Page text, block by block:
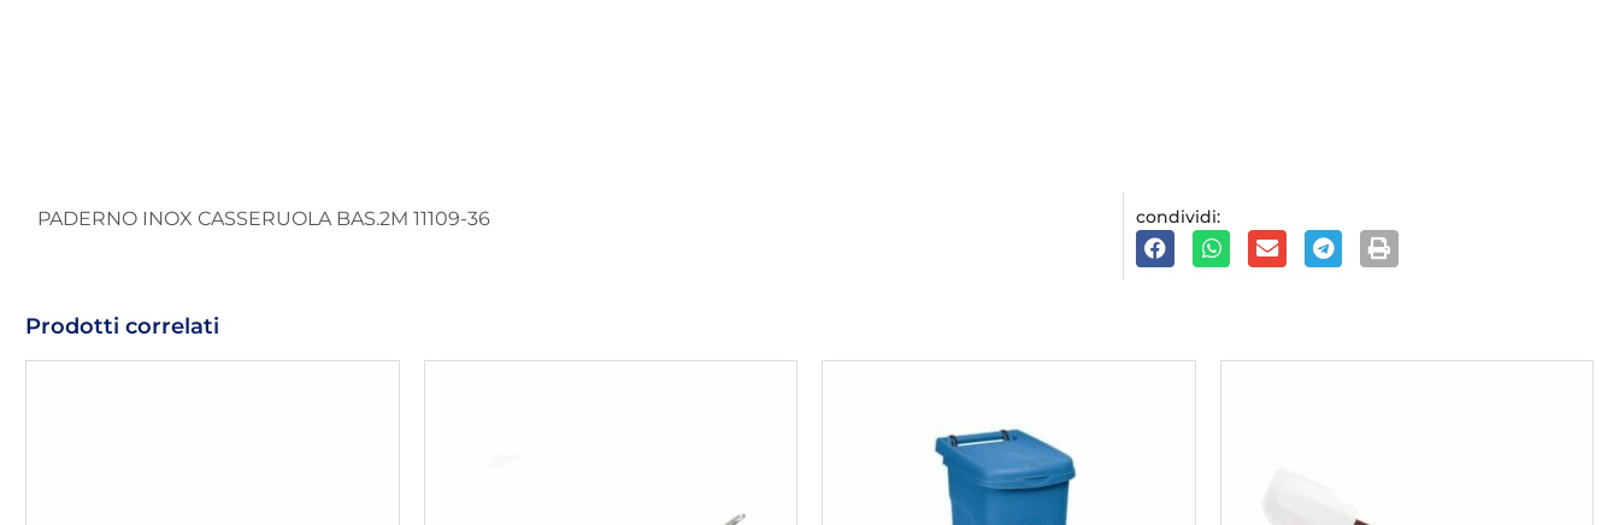
PADERNO INOX CASSERUOLA BAS.2M 11109-36 condividi:
Prodotti correlati